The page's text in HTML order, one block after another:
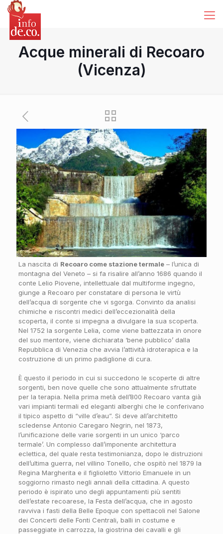
Acque minerali di Recoaro
(Vicenza)
La nascita di Recoaro come stazione termale– l’unica di
montagna del Veneto – si fa risalire all’anno 1686 quando il
conte Lelio Piovene, intellettuale dal multiforme ingegno,
giunge a Recoaro per constatare di persona le virtù
dell’acqua di sorgente che vi sgorga. Convinto da analisi
chimiche e riscontri medici dell’eccezionalità della
scoperta, il conte si impegna a divulgare la sua scoperta.
Nel 1752 la sorgente Lelia, come viene battezzata in onore
del suo mentore, viene dichiarata ‘bene pubblico’ dalla
Repubblica di Venezia che avvia l’attività idroterapica e la
costruzione di un primo padiglione di cura.
È questo il periodo in cui si succedono le scoperte di altre
sorgenti, ben nove quelle che sono attualmente sfruttate
per la terapia. Nella prima metà dell’800 Recoaro vanta già
vari impianti termali ed eleganti alberghi che le conferivano
il tipico aspetto di “ville d’eau”. Si deve all’architetto
scledense Antonio Caregaro Negrin, nel 1873,
l’unificazione delle varie sorgenti in un unico ‘parco
termale’. Un complesso dall’imponente architettura
eclettica, del quale resta testimonianza, dopo le distruzioni
dell’ultima guerra, nel villino Tonello, che ospitò nel 1879 la
Regina Margherita e il figlioletto Vittorio Emanuele in un
soggiorno rimasto negli annali della cittadina. A questo
periodo è ispirato uno degli appuntamenti più sentiti
dell’estate recoarese, la Festa dell’acqua, che in agosto
ravviva i fasti della Belle Epoque con spettacoli nel Salone
dei Concerti delle Fonti Centrali, balli in costume e
passeggiate in carrozza, la giostrina dei cavalli e gli